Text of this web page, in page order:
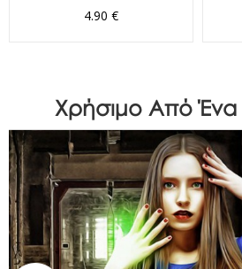
4.90 €
Χρήσιμο Από Ένα